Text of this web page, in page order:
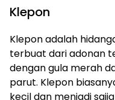
Klepon
Klepon adalah
terbuat dari adonan
dengan gula merah
parut. Klepon
kecil dan menjadi